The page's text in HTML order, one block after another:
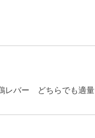
レバー どちらでも適量